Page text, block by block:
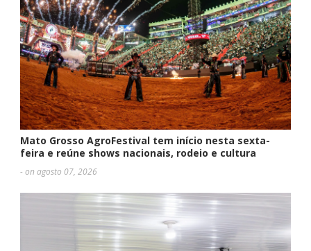
Mato Grosso AgroFestival tem início nesta sexta-
feira e reúne shows nacionais, rodeio e cultura
- on agosto 07, 2026